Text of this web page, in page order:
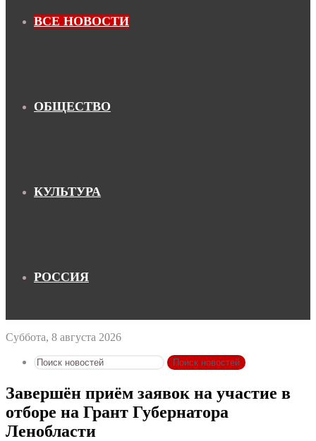
ВСЕ НОВОСТИ
ОБЩЕСТВО
КУЛЬТУРА
РОССИЯ
Суббота, 8 августа 2026
Поиск новостей
Завершён приём заявок на участие в
отборе на Грант Губернатора
Ленобласти